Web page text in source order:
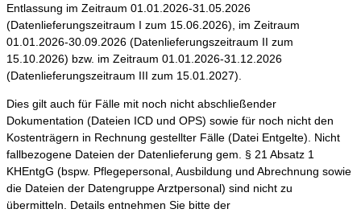
Entlassung im Zeitraum 01.01.2026-31.05.2026
(Datenlieferungszeitraum I zum 15.06.2026), im Zeitraum
01.01.2026-30.09.2026 (Datenlieferungszeitraum II zum
15.10.2026) bzw. im Zeitraum 01.01.2026-31.12.2026
(Datenlieferungszeitraum III zum 15.01.2027).
Dies gilt auch für Fälle mit noch nicht abschließender
Dokumentation (Dateien ICD und OPS) sowie für noch nicht den
Kostenträgern in Rechnung gestellter Fälle (Datei Entgelte). Nicht
fallbezogene Dateien der Datenlieferung gem. § 21 Absatz 1
KHEntgG (bspw. Pflegepersonal, Ausbildung und Abrechnung sowie
die Dateien der Datengruppe Arztpersonal) sind nicht zu
übermitteln. Details entnehmen Sie bitte der